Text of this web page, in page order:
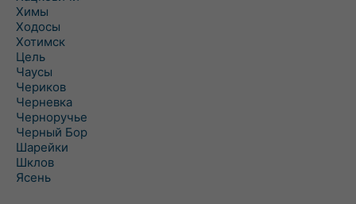
Химы
Ходосы
Хотимск
Цель
Чаусы
Чериков
Черневка
Черноручье
Черный Бор
Шарейки
Шклов
Ясень